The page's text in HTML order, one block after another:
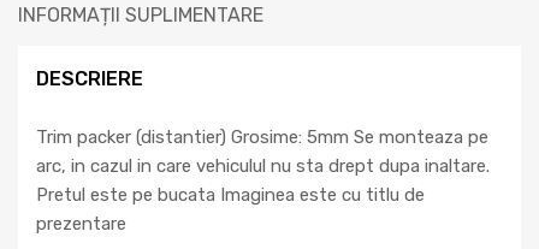
INFORMAȚII SUPLIMENTARE
DESCRIERE
Trim packer (distantier) Grosime: 5mm Se monteaza pe
arc, in cazul in care vehiculul nu sta drept dupa inaltare.
Pretul este pe bucata Imaginea este cu titlu de
prezentare